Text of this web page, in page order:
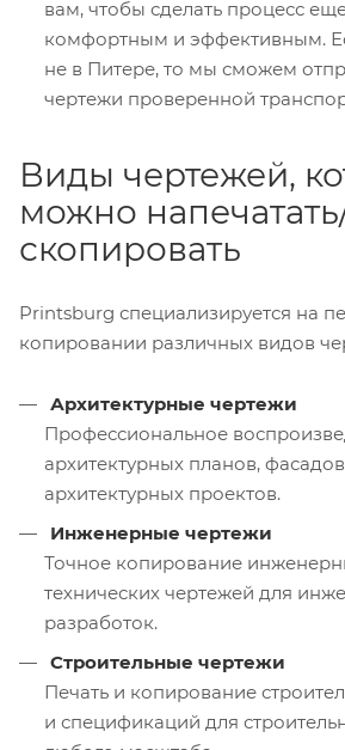
вам, чтобы сделать процесс
комфортным и эффективным.
не в Питере, то мы сможем
чертежи проверенной
Виды чертежей,
можно
скопировать
Printsburg специализируется на
копировании различных видов
Архитектурные чертежи
Профессиональное
архитектурных планов,
архитектурных проектов.
Инженерные чертежи
Точное копирование
технических чертежей для
разработок.
Строительные чертежи
Печать и копирование
и спецификаций для